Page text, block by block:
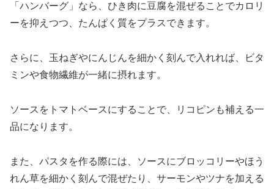
「ハンバーグ」なら、ひき肉に豆腐を混ぜることでカロリ
ーを抑えつつ、たんぱく質をプラスできます。
さらに、玉ねぎやにんじんを細かく刻んで入れれば、ビタ
ミンや食物繊維が一緒に摂れます。
ソースをトマトベースにすることで、リコピンも補える一
品になります。
また、パスタを作る際には、ソースにブロッコリーやほう
れん草を細かく刻んで混ぜたり、サーモンやツナを加える